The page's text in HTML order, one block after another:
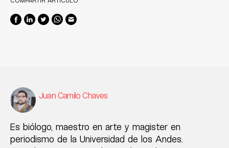
Juan Camilo Chaves
Es biólogo, maestro en arte y magister en
periodismo de la Universidad de los Andes.